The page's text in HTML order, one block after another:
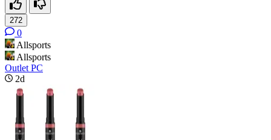
272
0
Allsports
Allsports
Outlet PC
2d